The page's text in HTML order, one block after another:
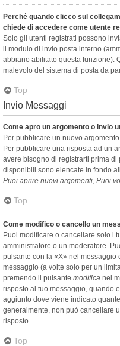
Perché quando clicco sul
chiede di accedere come utente
Solo gli utenti registrati possono
il modulo di invio posta interno
abbiano abilitato questa funzione).
malevolo del sistema di posta da
Top
Invio Messaggi
Come apro un argomento o invio
Per pubblicare un nuovo
Per pubblicare una risposta ad un
avere bisogno di registrarti prima
disponibili sono elencate in fondo
Puoi aprire nuovi argomenti, Puoi
Top
Come modifico o cancello un
Puoi modificare o cancellare solo i
amministratore o un moderatore.
pulsante con la «X» nel messaggio
messaggio (a volte solo per un
premendo il pulsante modifica nel
risposto al tuo messaggio, quando
aggiunto dove viene indicato
generalmente, non può cancellare
risposto.
Top